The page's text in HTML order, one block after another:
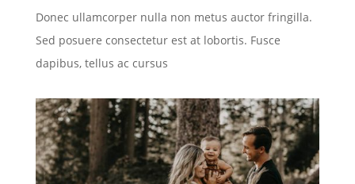
Donec ullamcorper nulla non metus auctor fringilla.
Sed posuere consectetur est at lobortis. Fusce
dapibus, tellus ac cursus